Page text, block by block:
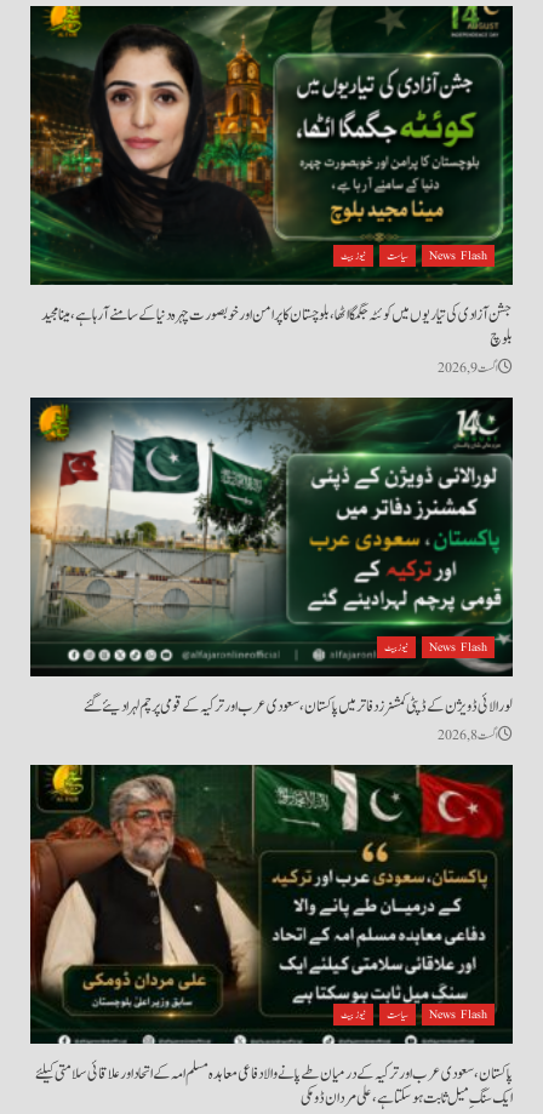
News Flash سیاست نیوز بیٹ
جشن آزادی کی تیاریوں میں کوئٹہ جگمگا اٹھا، بلوچستان کا پرامن اور خوبصورت چہرہ دنیا کے سامنے آ رہا ہے، مینا مجید
بلوچ
اگست 9, 2026
News Flash نیوز بیٹ
لورالائی ڈویژن کے ڈپٹی کمشنرز دفاتر میں پاکستان، سعودی عرب اور ترکیہ کے قومی پرچم لہرا دیئے گئے
اگست 8, 2026
News Flash سیاست نیوز بیٹ
پاکستان، سعودی عرب اور ترکیہ کے درمیان طے پانے والا دفاعی معاہدہ مسلم امہ کے اتحاد اور علاقائی سلامتی کیلئے
ایک سنگِ میل ثابت ہو سکتا ہے، علی مردان ڈومکی